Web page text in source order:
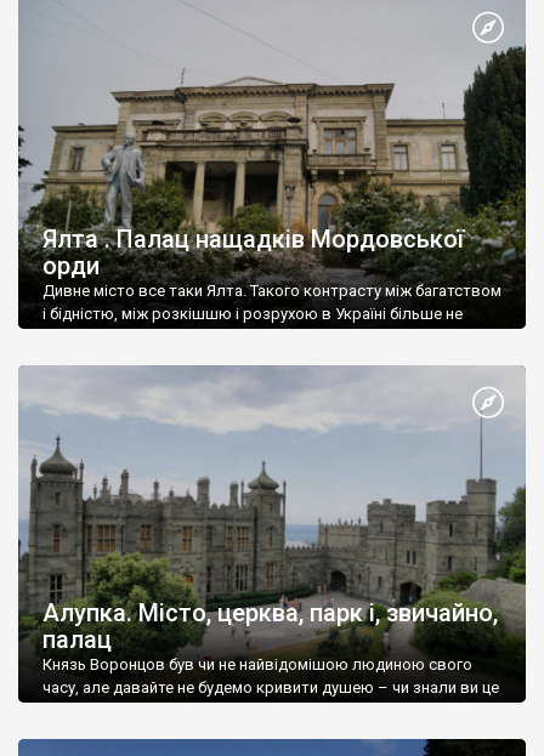
Ялта . Палац нащадків Мордовської
орди
Дивне місто все таки Ялта. Такого контрасту між багатством
і бідністю, між розкішшю і розрухою в Україні більше не
Алупка. Місто, церква, парк і, звичайно,
палац
Князь Воронцов був чи не найвідомішою людиною свого
часу, але давайте не будемо кривити душею – чи знали ви це